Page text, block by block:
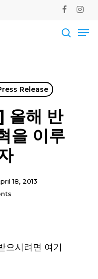
facebook
Release
올해 반
을 이루
18, 2013
으시려면 여기
Close